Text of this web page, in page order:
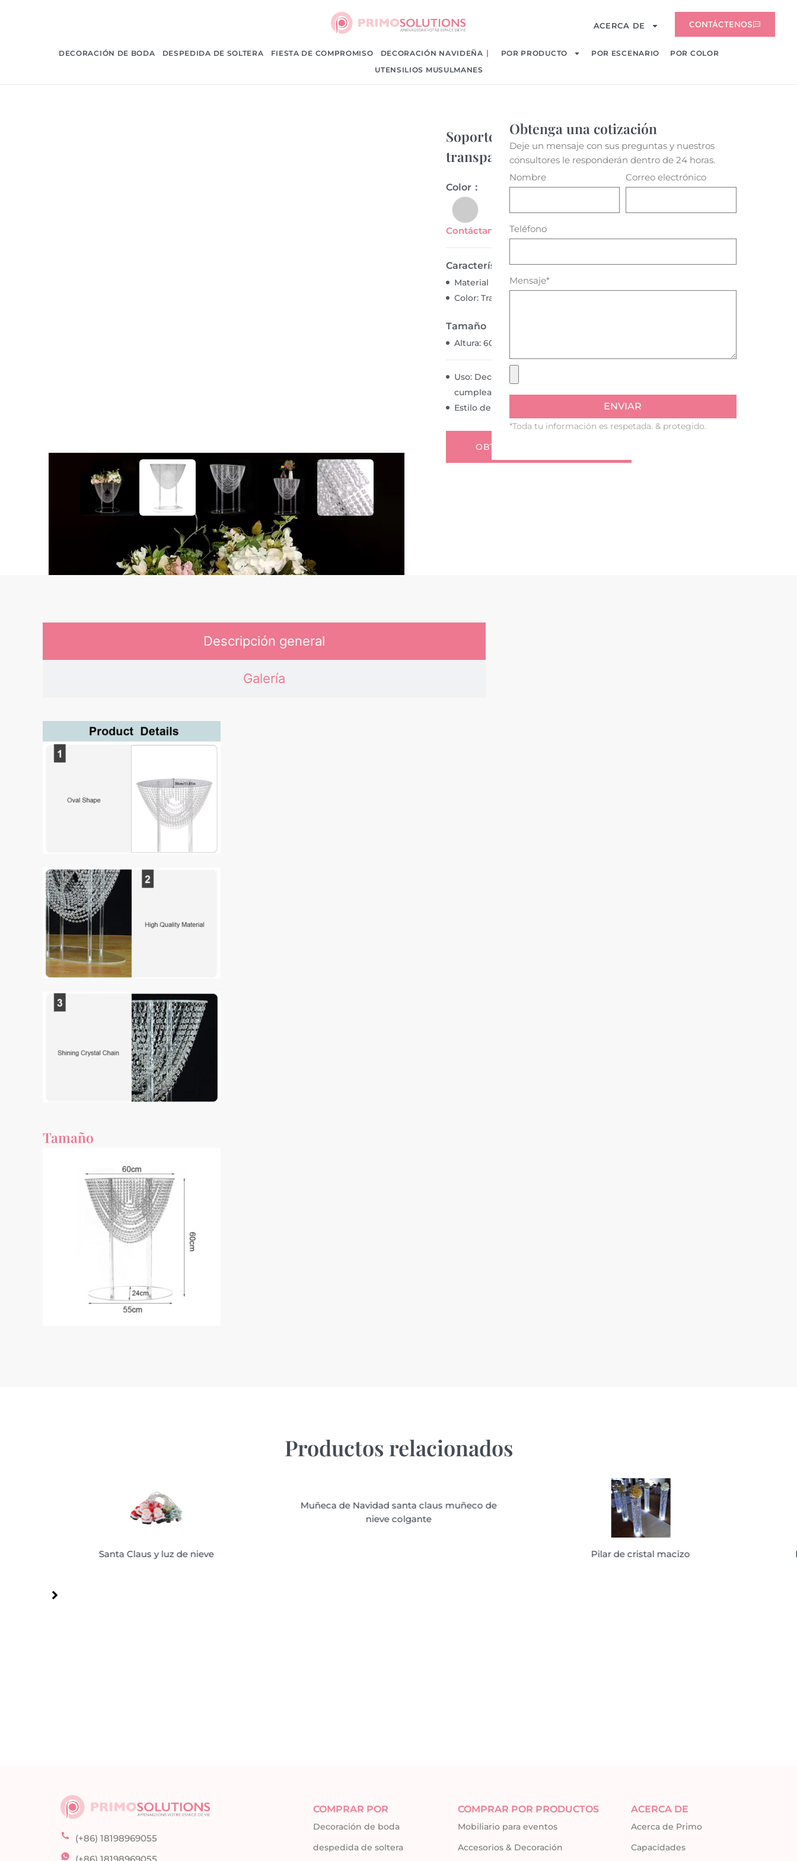
CONTÁCTENOS
ACERCA DE
DECORACIÓN DE BODA DESPEDIDA DE SOLTERA FIESTA DE COMPROMISO
DECORACIÓN NAVIDEÑA
UTENSILIOS MUSULMANES
POR PRODUCTO POR ESCENARIO POR COLOR
Soporte de soporte de flores acrílicas transparentes
Soporte de soporte de flores acrílicas
transparentes
Color：
Contáctanos para más colores
Características clave:
Material：Acrílico
Color: Transparente
Tamaño
Altura: 60cm Soporte personalizar
Uso: Decoración de mesa de boda, recepción, fiesta de
cumpleaños
Estilo de diseño: Moderno
OBTENGA UNA COTIZACIÓN
Descripción general
Galería
Tamaño
Obtenga una cotización
Deje un mensaje con sus preguntas y nuestros
consultores le responderán dentro de 24 horas.
Nombre
Correo electrónico
Teléfono
Mensaje*
ENVIAR
*Toda tu información es respetada. & protegido.
Productos relacionados
Santa Claus y luz de nieve
Santa Claus y luz de nieve
Muñeca de Navidad santa claus muñeco de
nieve colgante
Pilar de cristal macizo
Pilar de cristal macizo
(+86) 18198969055
COMPRAR POR
Decoración de boda
despedida de soltera
COMPRAR POR PRODUCTOS
Mobiliario para eventos
Accesorios & Decoración
ACERCA DE
Acerca de Primo
Capacidades